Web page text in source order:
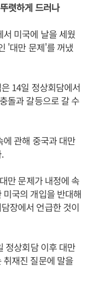
렷하게 드러나
미국에 날을 세웠
'대만 문제'를 꺼냈
14일 정상회담에서
돌과 갈등으로 갈 수
관해 중국과 대만
만 문제가 내정에 속
국의 개입을 반대해
장에서 언급한 것이
정상회담 이후 대만
재진 질문에 말을